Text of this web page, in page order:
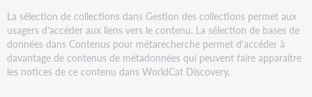
dans
WorldCat
Discovery
Dans
Gestion
La sélection de collections dans Gestion des collections permet aux
usagers d'accéder aux liens vers le contenu. La sélection de bases de
données dans Contenus pour métarecherche permet d'accéder à
davantage de contenus de métadonnées qui peuvent faire apparaître
les notices de ce contenu dans WorldCat Discovery.